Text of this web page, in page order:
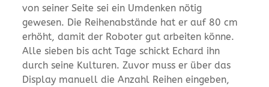
von seiner Seite sei ein Umdenken nötig
gewesen. Die Reihenabstände hat er auf 80 cm
erhöht, damit der Roboter gut arbeiten könne.
Alle sieben bis acht Tage schickt Echard ihn
durch seine Kulturen. Zuvor muss er über das
Display manuell die Anzahl Reihen eingeben,